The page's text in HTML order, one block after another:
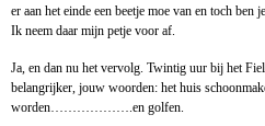
er aan het einde een beetje moe van en toch ben
Ik neem daar mijn petje voor af.
Ja, en dan nu het vervolg. Twintig uur bij het
belangrijker, jouw woorden: het huis
worden……………….en golfen.